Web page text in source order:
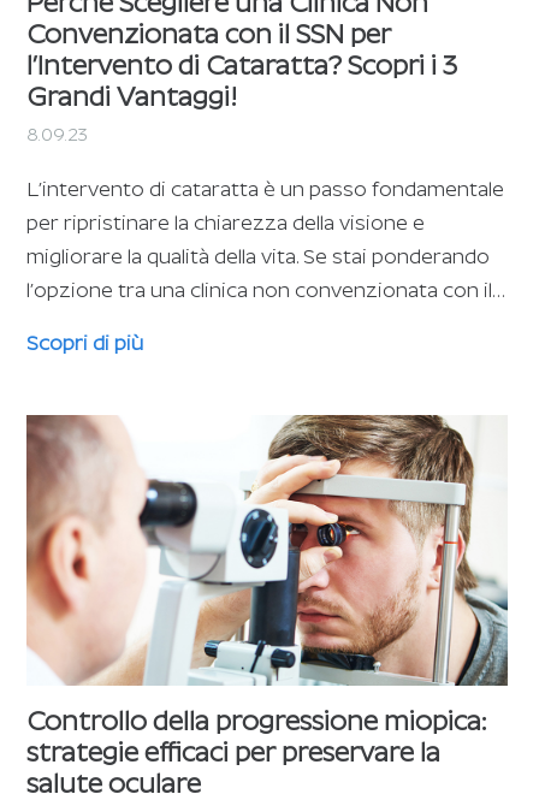
Convenzionata con il SSN per
l’Intervento di Cataratta? Scopri i 3
Grandi Vantaggi!
8.09.23
L’intervento di cataratta è un passo fondamentale
per ripristinare la chiarezza della visione e
migliorare la qualità della vita. Se stai ponderando
l’opzione tra una clinica non convenzionata con il…
Scopri di più
Controllo della progressione miopica:
strategie efficaci per preservare la
salute oculare